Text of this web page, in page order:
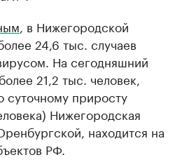
, в Нижегородской
24,6 тыс. случаев
На сегодняшний
21,2 тыс. человек,
суточному приросту
Нижегородская
находится на
РФ.